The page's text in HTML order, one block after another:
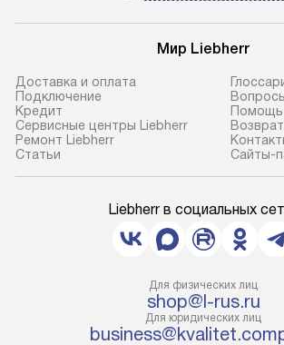
Мир Liebherr
Доставка и оплата
Подключение
Кредит
Сервисные центры Liebherr
Ремонт Liebherr
Cтатьи
Помощь
Сайты-
Liebherr в социальных
Для физических лиц
shop@l-rus.ru
Для юридических лиц